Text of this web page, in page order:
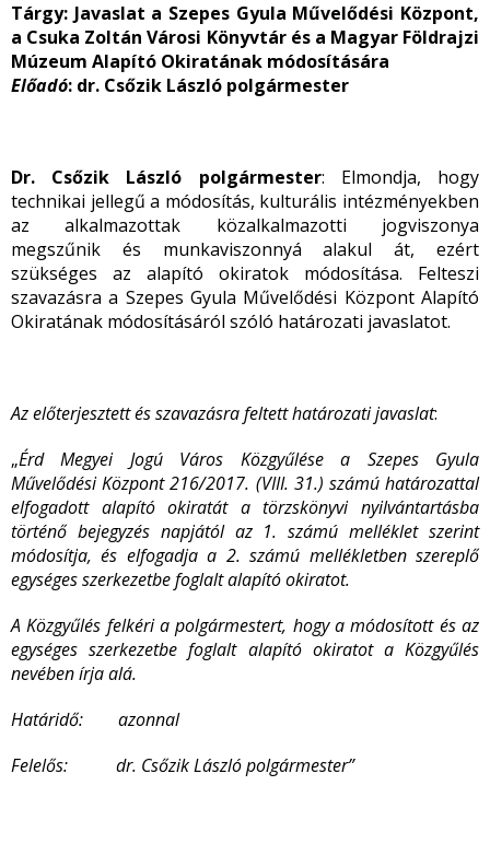
Tárgy: Javaslat a Szepes Gyula Művelődési Központ,
a Csuka Zoltán Városi Könyvtár és a Magyar Földrajzi
Múzeum Alapító Okiratának módosítására
Előadó: dr. Csőzik László polgármester
Dr. Csőzik László polgármester: Elmondja, hogy
technikai jellegű a módosítás, kulturális intézményekben
az alkalmazottak közalkalmazotti jogviszonya
megszűnik és munkaviszonnyá alakul át, ezért
szükséges az alapító okiratok módosítása. Felteszi
szavazásra a Szepes Gyula Művelődési Központ Alapító
Okiratának módosításáról szóló határozati javaslatot.
Az előterjesztett és szavazásra feltett határozati javaslat:
„Érd Megyei Jogú Város Közgyűlése a Szepes Gyula
Művelődési Központ 216/2017. (VIII. 31.) számú határozattal
elfogadott alapító okiratát a törzskönyvi nyilvántartásba
történő bejegyzés napjától az 1. számú melléklet szerint
módosítja, és elfogadja a 2. számú mellékletben szereplő
egységes szerkezetbe foglalt alapító okiratot.
A Közgyűlés felkéri a polgármestert, hogy a módosított és az
egységes szerkezetbe foglalt alapító okiratot a Közgyűlés
nevében írja alá.
Határidő: azonnal
Felelős: dr. Csőzik László polgármester”